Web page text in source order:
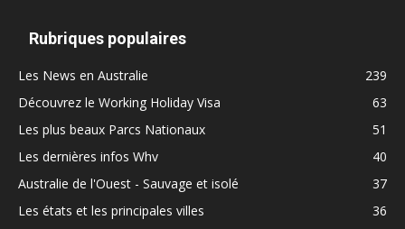
Rubriques populaires
Les News en Australie
239
Découvrez le Working Holiday Visa
63
Les plus beaux Parcs Nationaux
51
Les dernières infos Whv
40
Australie de l'Ouest - Sauvage et isolé
37
Les états et les principales villes
36